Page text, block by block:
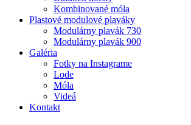
Kombinované móla
Plastové modulové plaváky
Modulárny plavák 730
Modulárny plavák 900
Galéria
Fotky na Instagrame
Lode
Móla
Videá
Kontakt